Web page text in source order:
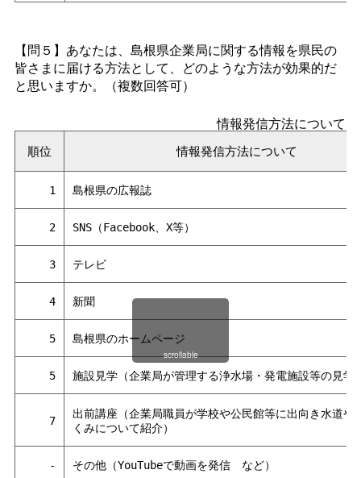
【問５】あなたは、島根県企業局に関する情報を県民の
皆さまに届ける方法として、どのような方法が効果的だ
と思いますか。（複数回答可）
情報発信方法について
順位 情報発信方法について
1 島根県の広報誌
2 SNS（Facebook、X等）
3 テレビ
4 新聞
5 島根県のホームページ
5 施設見学（企業局が管理する浄水場・発電施設等の見学
7
出前講座（企業局職員が学校や公民館等に出向き水道や
くみについて紹介）
- その他（YouTubeで動画を発信 など）
scrollable